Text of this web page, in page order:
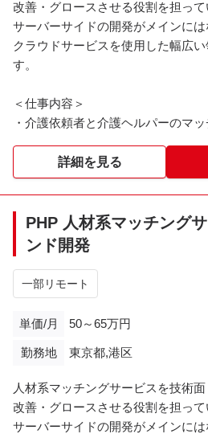
改善・グロースさせる役割を担って
サーバーサイドの開発がメインに
クラウドサービスを使用した幅広
す。
＜仕事内容＞
・介護依頼者と介護ヘルパーのマ
・新規プロダクト開発業務全般
・スマートフォンアプリ開発業務全
＜就業時間＞
10:00～19:00
詳細を見る
PHP 人材系マッチング
ンド開発
一部リモート
単価/月 50～65万円
勤務地 東京都,港区
人材系マッチングサービスを技術
改善・グロースさせる役割を担って
サーバーサイドの開発がメインに